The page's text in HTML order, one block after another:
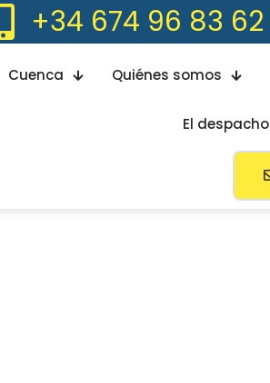
+34 674 96 83 62
Cuenca Quiénes somos
El despacho